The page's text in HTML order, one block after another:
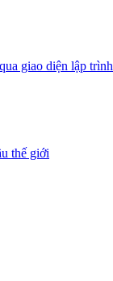
giao diện lập trình
thế giới